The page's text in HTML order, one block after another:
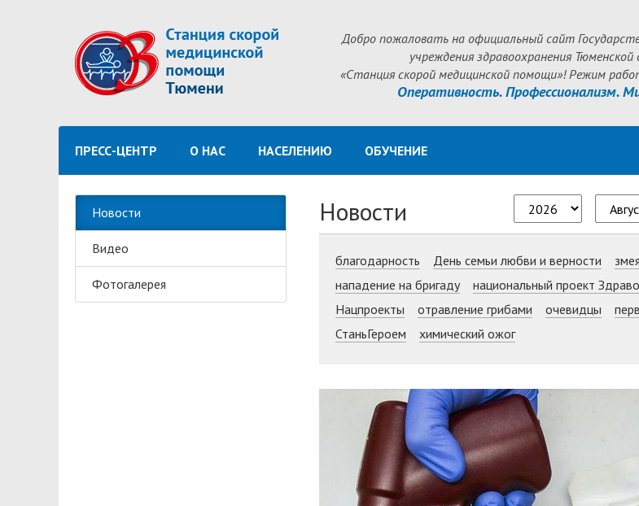
Добро пожаловать на официальный сайт
учреждения здравоохранения
«Станция скорой медицинской помощи»! Режим
Оперативность. Профессионализм.
ПРЕСС-ЦЕНТР О НАС НАСЕЛЕНИЮ ОБУЧЕНИЕ
Новости
Видео
Фотогалерея
Новости
благодарность День семьи любви и верности
змея
нападение на бригаду
национальный проект
Нацпроекты
отравление грибами очевидцы
СтаньГероем
химический ожог